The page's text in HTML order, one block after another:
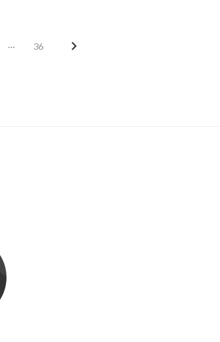
게 낯설게 느껴지기도 한다. 심지어, '고대그리스신
··· 36
다